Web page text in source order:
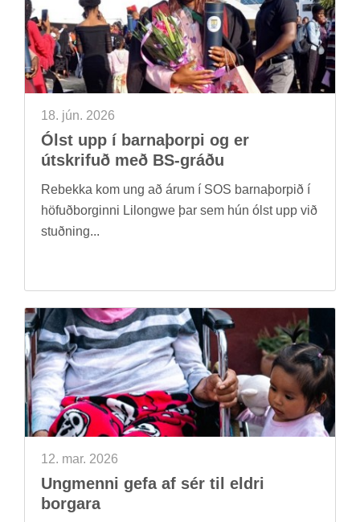
18. jún. 2026
Ólst upp í barna­þorpi og er
út­skrif­uð með BS-gráðu
Re­bekka kom ung að árum í SOS barna­þorp­ið í
höf­uð­borg­inni Lilongwe þar sem hún ólst upp við
stuðn­ing...
12. mar. 2026
Ung­menni gefa af sér til eldri
borg­ara